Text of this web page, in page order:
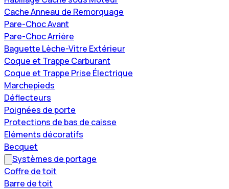
Cache Anneau de Remorquage
Pare-Choc Avant
Pare-Choc Arrière
Baguette Lèche-Vitre Extérieur
Coque et Trappe Carburant
Coque et Trappe Prise Électrique
Marchepieds
Déflecteurs
Poignées de porte
Protections de bas de caisse
Eléments décoratifs
Becquet
Systèmes de portage
Coffre de toit
Barre de toit